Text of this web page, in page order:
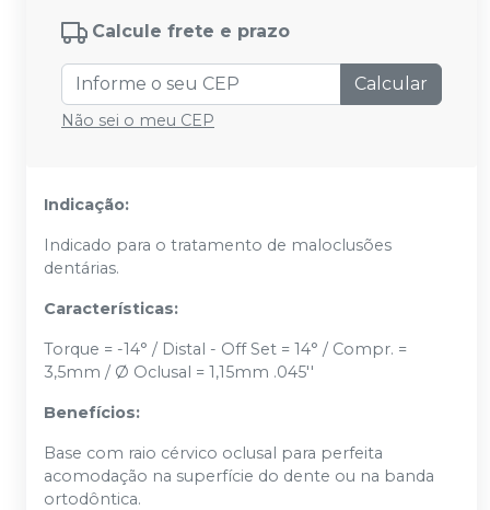
Calcule frete e prazo
Calcular
Não sei o meu CEP
Indicação:
Indicado para o tratamento de maloclusões
dentárias.
Características:
Torque = -14° / Distal - Off Set = 14° / Compr. =
3,5mm / Ø Oclusal = 1,15mm .045''
Benefícios:
Base com raio cérvico oclusal para perfeita
acomodação na superfície do dente ou na banda
ortodôntica.